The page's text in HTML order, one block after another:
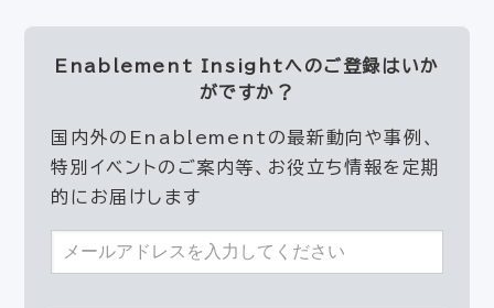
Enablement Insightへのご登録はいか
がですか？
国内外のEnablementの最新動向や事例、
特別イベントのご案内等、お役立ち情報を定期
的にお届けします